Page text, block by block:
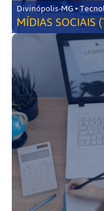
MÍDIAS SOCIAIS